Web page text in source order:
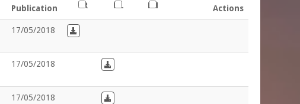
Publication FR NL EN Actions
17/05/2018 Download in French
17/05/2018 Download in Dutch
17/05/2018 Download in Dutch